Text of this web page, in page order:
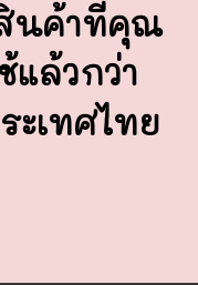
นค้าที่คุณ
แล้วกว่า
ะเทศไทย